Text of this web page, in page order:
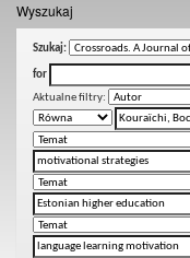
Wyszukaj
Szukaj:
for
Aktualne filtry: